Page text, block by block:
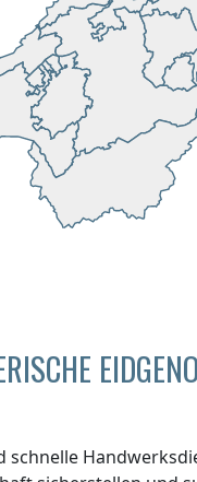
schnelle